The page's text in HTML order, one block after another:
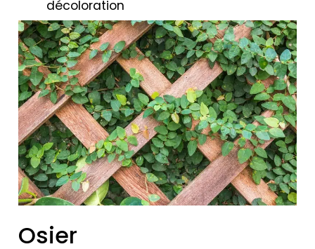
décoloration
Osier